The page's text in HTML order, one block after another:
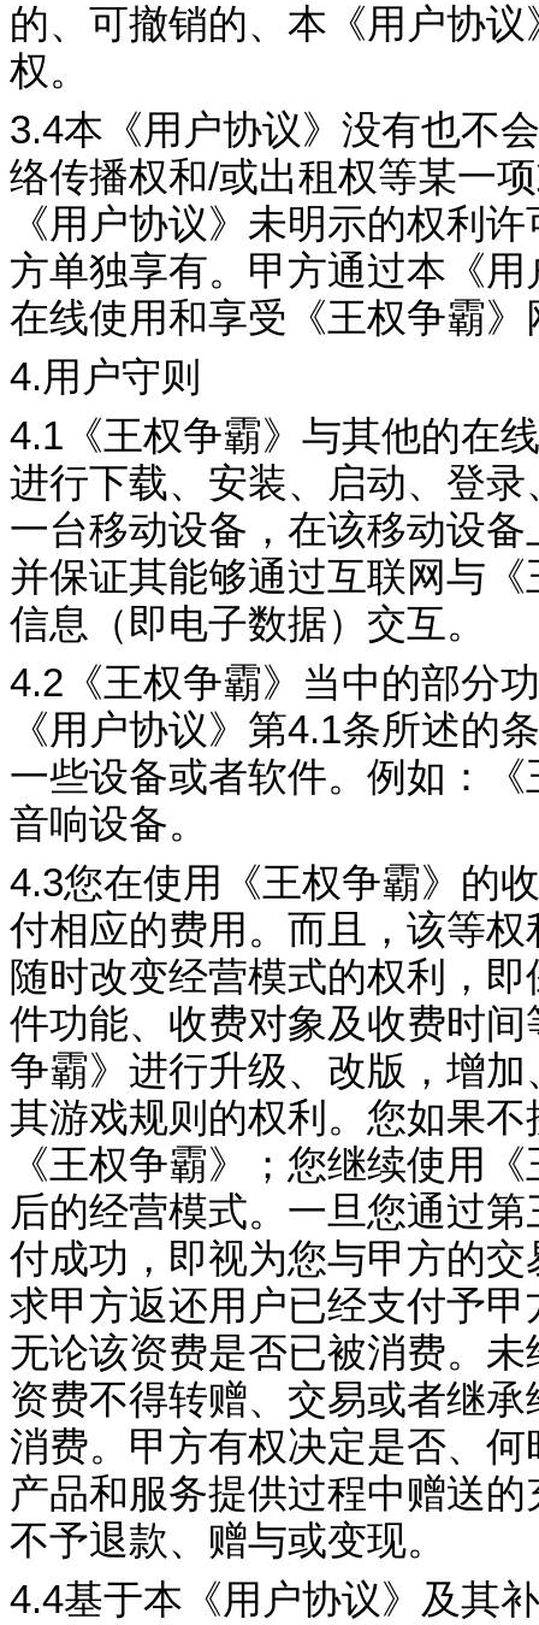
的、可撤销的、本《用户协
权。
3.4本《用户协议》没有也不
络传播权和/或出租权等某一
《用户协议》未明示的权利
方单独享有。甲方通过本《
在线使用和享受《王权争霸》
4.用户守则
4.1 《王权争霸》与其他的在
进行下载、安装、启动、登录
一台移动设备，在该移动设备
并保证其能够通过互联网与《
信息（即电子数据）交互。
4.2 《王权争霸》当中的部分
《用户协议》第4.1条所述的
一些设备或者软件。例如：《
音响设备。
4.3您在使用《王权争霸》的
付相应的费用。而且，该等
随时改变经营模式的权利，
件功能、收费对象及收费时
争霸》进行升级、改版，增
其游戏规则的权利。您如果不
《王权争霸》；您继续使用《
后的经营模式。一旦您通过
付成功，即视为您与甲方的
求甲方返还用户已经支付予
无论该资费是否已被消费。
资费不得转赠、交易或者继
消费。甲方有权决定是否、
产品和服务提供过程中赠送
不予退款、赠与或变现。
4.4基于本《用户协议》及其